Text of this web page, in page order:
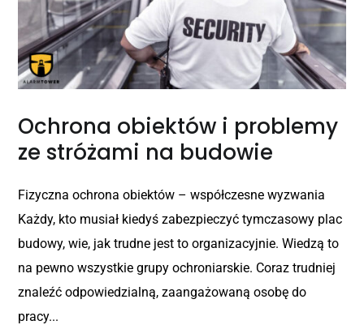
Ochrona obiektów i problemy
ze stróżami na budowie
Fizyczna ochrona obiektów – współczesne wyzwania
Każdy, kto musiał kiedyś zabezpieczyć tymczasowy plac
budowy, wie, jak trudne jest to organizacyjnie. Wiedzą to
na pewno wszystkie grupy ochroniarskie. Coraz trudniej
znaleźć odpowiedzialną, zaangażowaną osobę do
pracy...